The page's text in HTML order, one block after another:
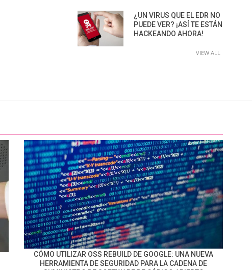
¿UN VIRUS QUE EL EDR NO
PUEDE VER? ¡ASÍ TE ESTÁN
HACKEANDO AHORA!
VIEW ALL
CÓMO UTILIZAR OSS REBUILD DE GOOGLE: UNA NUEVA
HERRAMIENTA DE SEGURIDAD PARA LA CADENA DE